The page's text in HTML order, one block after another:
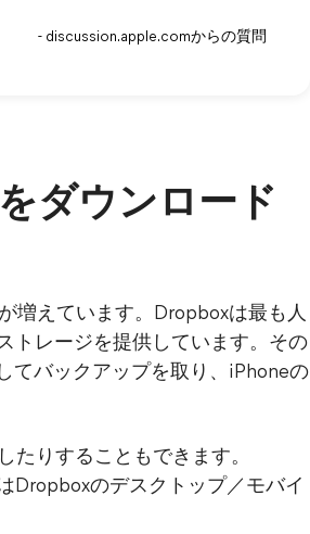
- discussion.apple.comからの質問
ダウンロード
増えています。Dropboxは最も人
トレージを提供しています。その
てバックアップを取り、iPhoneの
たりすることもできます。
Dropboxのデスクトップ／モバイ